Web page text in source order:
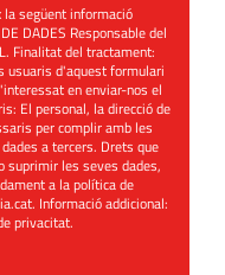
següent informació
DADES Responsable del
Finalitat del tractament:
usuaris d'aquest formulari
en enviar-nos el
El personal, la direcció de
per complir amb les
a tercers. Drets que
suprimir les seves dades,
a la política de
. Informació addicional:
privacitat.